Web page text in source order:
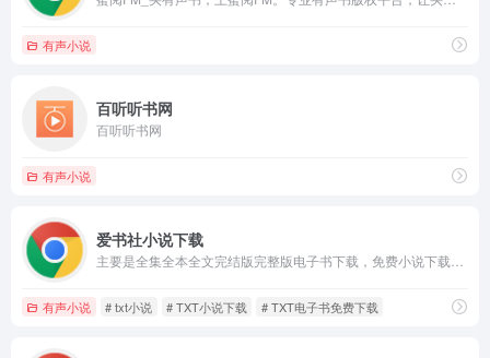
有声小说
百听听书网
百听听书网
有声小说
爱书社小说下载
有声小说 # txt小说 # TXT小说下载 # TXT电子书免费下载